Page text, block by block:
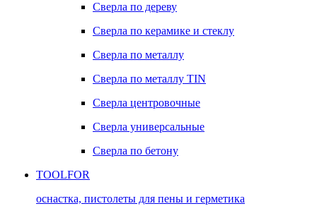
Сверла по дереву
Сверла по керамике и стеклу
Сверла по металлу
Сверла по металлу TIN
Сверла центровочные
Сверла универсальные
Сверла по бетону
TOOLFOR
оснастка, пистолеты для пены и герметика